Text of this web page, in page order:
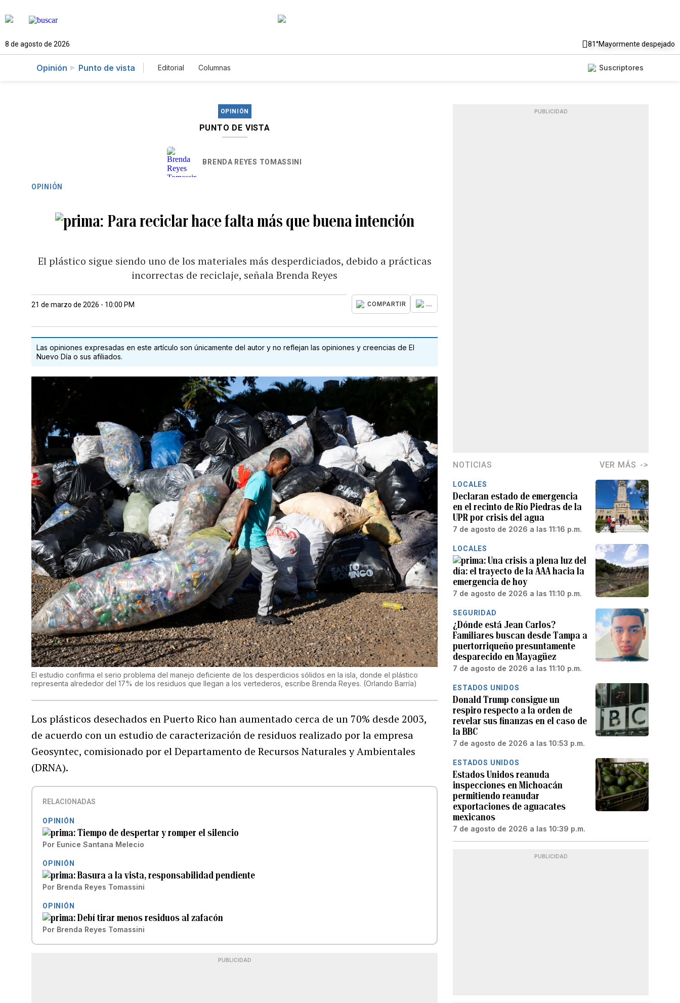
8 de agosto de 2026 81°Mayormente despejado
Opinión Punto de vista Editorial Columnas Suscriptores
OPINIÓN
PUNTO DE VISTA
BRENDA REYES TOMASSINI
OPINIÓN
Para reciclar hace falta más que buena intención
El plástico sigue siendo uno de los materiales más desperdiciados, debido a prácticas
incorrectas de reciclaje, señala Brenda Reyes
21 de marzo de 2026 - 10:00 PM COMPARTIR ...
Las opiniones expresadas en este artículo son únicamente del autor y no reflejan las opiniones y creencias de El
Nuevo Día o sus afiliados.
El estudio confirma el serio problema del manejo deficiente de los desperdicios sólidos en la isla, donde el plástico
representa alrededor del 17% de los residuos que llegan a los vertederos, escribe Brenda Reyes. (Orlando Barría)
Los plásticos desechados en Puerto Rico han aumentado cerca de un 70% desde 2003,
de acuerdo con un estudio de caracterización de residuos realizado por la empresa
Geosyntec, comisionado por el Departamento de Recursos Naturales y Ambientales
(DRNA).
RELACIONADAS
OPINIÓN
Tiempo de despertar y romper el silencio
Por Eunice Santana Melecio
OPINIÓN
Basura a la vista, responsabilidad pendiente
Por Brenda Reyes Tomassini
OPINIÓN
Debí tirar menos residuos al zafacón
Por Brenda Reyes Tomassini
PUBLICIDAD
PUBLICIDAD
NOTICIAS VER MÁS
LOCALES
Declaran estado de emergencia
en el recinto de Río Piedras de la
UPR por crisis del agua
7 de agosto de 2026 a las 11:16 p.m.
LOCALES
Una crisis a plena luz del
día: el trayecto de la AAA hacia la
emergencia de hoy
7 de agosto de 2026 a las 11:10 p.m.
SEGURIDAD
¿Dónde está Jean Carlos?
Familiares buscan desde Tampa a
puertorriqueño presuntamente
desparecido en Mayagüez
7 de agosto de 2026 a las 11:10 p.m.
ESTADOS UNIDOS
Donald Trump consigue un
respiro respecto a la orden de
revelar sus finanzas en el caso de
la BBC
7 de agosto de 2026 a las 10:53 p.m.
ESTADOS UNIDOS
Estados Unidos reanuda
inspecciones en Michoacán
permitiendo reanudar
exportaciones de aguacates
mexicanos
7 de agosto de 2026 a las 10:39 p.m.
PUBLICIDAD